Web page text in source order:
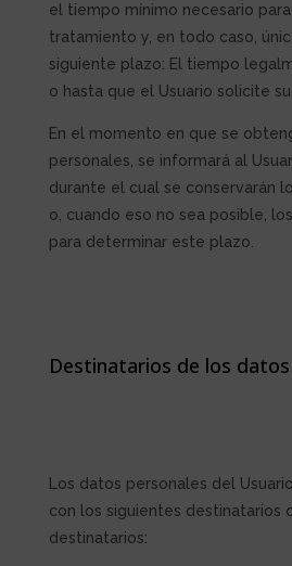
el tiempo mínimo necesario
tratamiento y, en todo caso,
siguiente plazo: El tiempo
o hasta que el Usuario solicite su
En el momento en que se
personales, se informará al
durante el cual se conservarán
o, cuando eso no sea posible,
para determinar este plazo.
Destinatarios de los
Los datos personales del
con los siguientes destinatarios
destinatarios: